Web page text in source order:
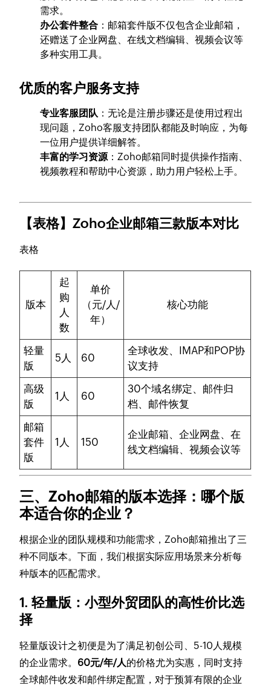
需求。
办公套件整合 ：邮箱套件版不仅包含企业邮箱，
还赠送了企业网盘、在线文档编辑、视频会议等
多种实用工具。
优质的客户服务支持
专业客服团队 ：无论是注册步骤还是使用过程出
现问题，Zoho客服支持团队都能及时响应，为每
一位用户提供详细解答。
丰富的学习资源 ：Zoho邮箱同时提供操作指南、
视频教程和帮助中心资源，助力用户轻松上手。
【表格】Zoho企业邮箱三款版本对比
表格
版本
起
购
人
数
单价
（元/人/
年）
核心功能
轻量
版
5人 60
全球收发、IMAP和POP协
议支持
高级
版
1人 60
30个域名绑定、邮件归
档、邮件恢复
邮箱
套件
版
1人 150
企业邮箱、企业网盘、在
线文档编辑、视频会议等
三、Zoho邮箱的版本选择：哪个版
本适合你的企业？
根据企业的团队规模和功能需求，Zoho邮箱推出了三
种不同版本。下面，我们根据实际应用场景来分析每
种版本的匹配需求。
1. 轻量版：小型外贸团队的高性价比选
择
轻量版设计之初便是为了满足初创公司、5-10人规模
的企业需求。 60元/年/人的价格尤为实惠，同时支持
全球邮件收发和邮件绑定配置，对于预算有限的企业